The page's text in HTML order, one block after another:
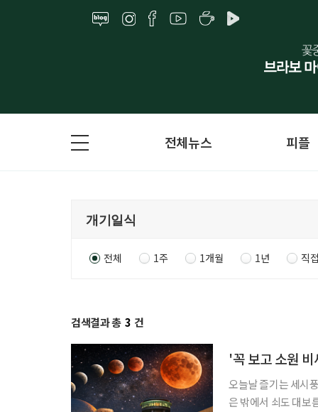
전체뉴스 피플
전체 1주 1개월 1년 직
검색결과 총 3 건
'꼭 보고 소원 비
오늘날 즐기는 세시
은 밖에서 쇠도 대보